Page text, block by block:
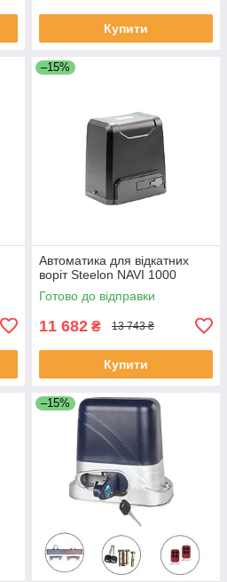
Купити
–15%
Автоматика для відкатних
воріт Steelon NAVI 1000
Готово до відправки
11 682 ₴ 13 743 ₴
Купити
–15%